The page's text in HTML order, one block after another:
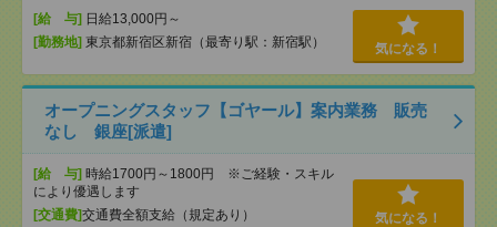
[給 与] 日給13,000円～
[勤務地] 東京都新宿区新宿（最寄り駅：新宿駅） 気になる！
オープニングスタッフ【ゴヤール】案内業務 販売
なし 銀座[派遣]
[給 与] 時給1700円～1800円 ※ご経験・スキル
により優遇します
[交通費]交通費全額支給（規定あり）
気になる！